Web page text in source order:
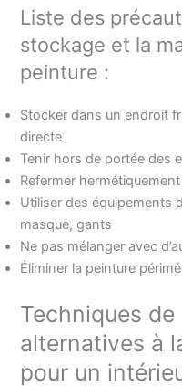
Liste des
stockage et la
peinture :
Stocker dans un endroit
directe
Tenir hors de portée des
Refermer
Utiliser des équipements
masque, gants
Ne pas mélanger avec
Éliminer la peinture
Techniques
alternatives à
pour un